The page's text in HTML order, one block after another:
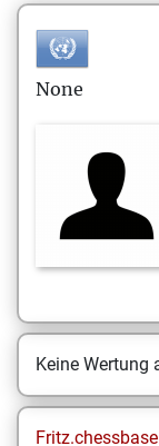
None
Keine Wertung